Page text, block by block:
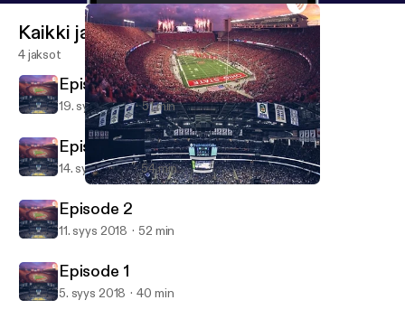
From the Horseshoe to the Rock
Kaikki jaksot
4 jaksot
Episode 4
19. syys 2018 51 min
Episode 3
14. syys 2018 54 min
Episode 2
11. syys 2018 52 min
Episode 1
5. syys 2018 40 min